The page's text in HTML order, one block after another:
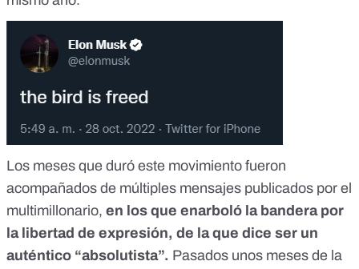
Los meses que duró este movimiento fueron
acompañados de múltiples mensajes publicados por el
multimillonario, en los que enarboló la bandera por
la libertad de expresión, de la que dice ser un
auténtico “absolutista”. Pasados unos meses de la